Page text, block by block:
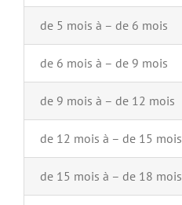
de 5 mois à – de 6 mois
de 6 mois à – de 9 mois
de 9 mois à – de 12 mois
de 12 mois à – de 15 mois
de 15 mois à – de 18 mois